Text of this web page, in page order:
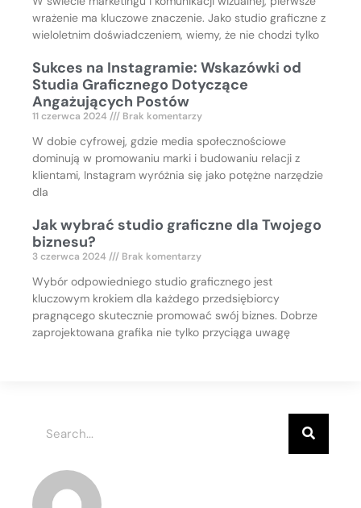
wrażenie ma kluczowe znaczenie. Jako studio graficzne z
wieloletnim doświadczeniem, wiemy, że nie chodzi tylko
Sukces na Instagramie: Wskazówki od
Studia Graficznego Dotyczące
Angażujących Postów
11 czerwca 2024 Brak komentarzy
W dobie cyfrowej, gdzie media społecznościowe
dominują w promowaniu marki i budowaniu relacji z
klientami, Instagram wyróżnia się jako potężne narzędzie
dla
Jak wybrać studio graficzne dla Twojego
biznesu?
3 czerwca 2024 Brak komentarzy
Wybór odpowiedniego studio graficznego jest
kluczowym krokiem dla każdego przedsiębiorcy
pragnącego skutecznie promować swój biznes. Dobrze
zaprojektowana grafika nie tylko przyciąga uwagę